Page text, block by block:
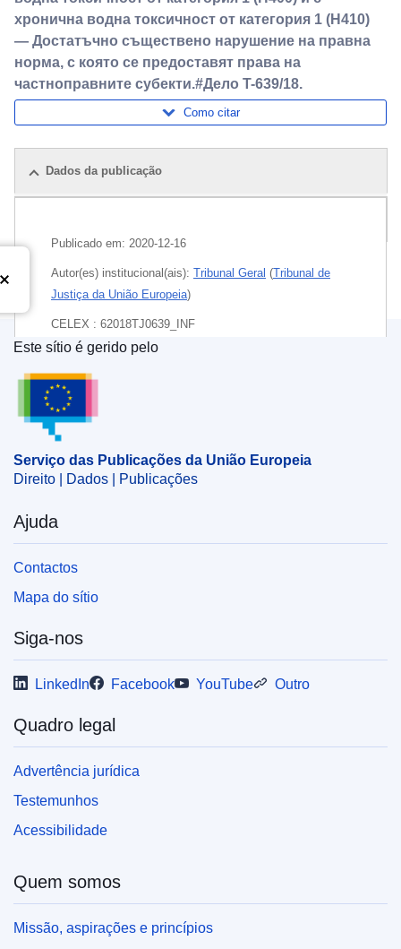
хронична водна токсичност от категория 1 (H410)
— Достатъчно съществено нарушение на правна
норма, с която се предоставят права на
частноправните субекти.#Дело T-639/18.
Como citar
Dados da publicação
Publicado em: 2020-12-16
Autor(es) institucional(ais): Tribunal Geral (Tribunal de
Justiça da União Europeia)
CELEX : 62018TJ0639_INF
ECLI : ECLI:EU:T:2020:628
Serviço das Publicações da União Europeia
Este sítio é gerido pelo
Serviço das Publicações da União Europeia
Direito | Dados | Publicações
Ajuda
Contactos
Mapa do sítio
Siga-nos
LinkedIn Facebook YouTube Outro
Quadro legal
Advertência jurídica
Testemunhos
Acessibilidade
Quem somos
Missão, aspirações e princípios